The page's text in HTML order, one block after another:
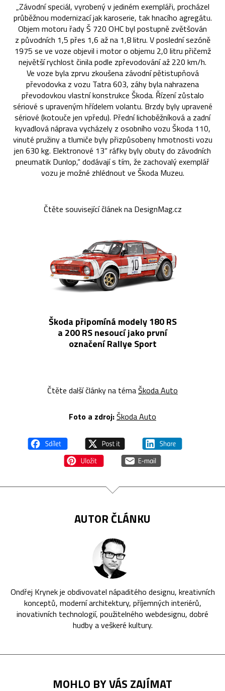
„Závodní speciál, vyrobený v jediném exempláři, procházel
průběžnou modernizací jak karoserie, tak hnacího agregátu.
Objem motoru řady Š 720 OHC byl postupně zvětšován
z původních 1,5 přes 1,6 až na 1,8 litru. V poslední sezóně
1975 se ve voze objevil i motor o objemu 2,0 litru přičemž
největší rychlost činila podle zpřevodování až 220 km/h.
Ve voze byla zprvu zkoušena závodní pětistupňová
převodovka z vozu Tatra 603, záhy byla nahrazena
převodovkou vlastní konstrukce Škoda. Řízení zůstalo
sériové s upraveným hřídelem volantu. Brzdy byly upravené
sériové (kotouče jen vpředu). Přední lichoběžníková a zadní
kyvadlová náprava vycházely z osobního vozu Škoda 110,
vinuté pružiny a tlumiče byly přizpůsobeny hmotnosti vozu
jen 630 kg. Elektronové 13“ ráfky byly obuty do závodních
pneumatik Dunlop,“ dodávají s tím, že zachovalý exemplář
vozu je možné zhlédnout ve Škoda Muzeu.
Čtěte související článek na DesignMag.cz
Škoda připomíná modely 180 RS
a 200 RS nesoucí jako první
označení Rallye Sport
Čtěte další články na témaŠkoda Auto
Foto a zdroj:Škoda Auto
AUTOR ČLÁNKU
Ondřej Krynek je obdivovatel nápaditého designu, kreativních
konceptů, moderní architektury, příjemných interiérů,
inovativních technologií, použitelného webdesignu, dobré
hudby a veškeré kultury.
MOHLO BY VÁS ZAJÍMAT